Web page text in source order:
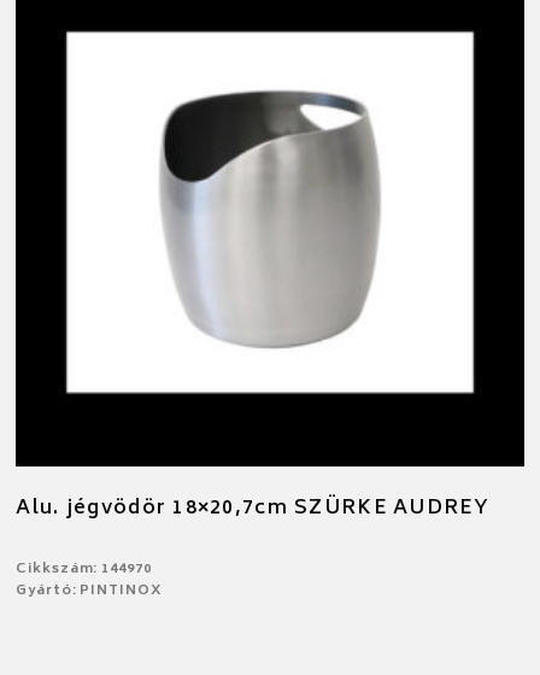
Alu. jégvödör 18×20,7cm SZÜRKE AUDREY
Cikkszám: 144970
Gyártó: PINTINOX